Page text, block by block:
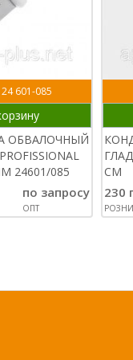
601-085
ОБВАЛОЧНЫЙ
24601/085
по запросу
ОПТ
СМ
230